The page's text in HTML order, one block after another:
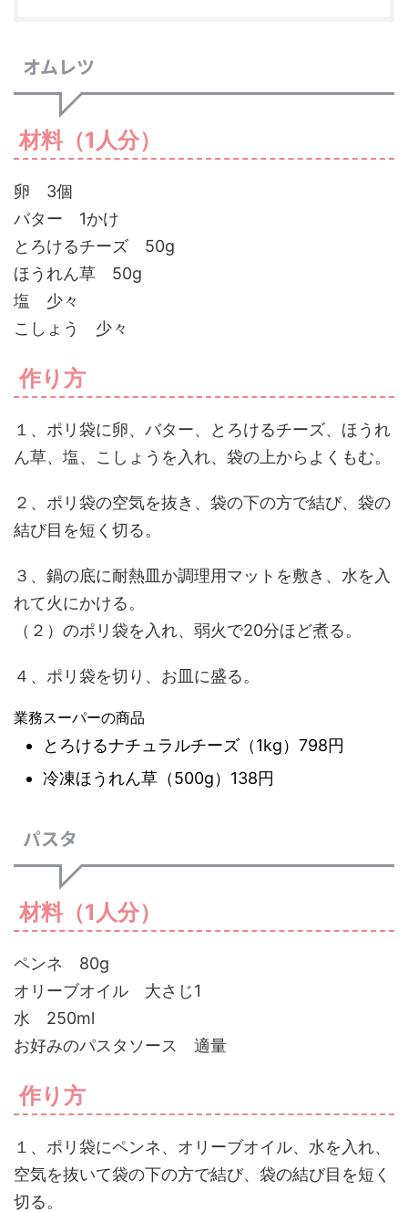
オムレツ
材料（1人分）
卵 3個
バター 1かけ
とろけるチーズ 50g
ほうれん草 50g
塩 少々
こしょう 少々
作り方
１、ポリ袋に卵、バター、とろけるチーズ、ほうれ
ん草、塩、こしょうを入れ、袋の上からよくもむ。
２、ポリ袋の空気を抜き、袋の下の方で結び、袋の
結び目を短く切る。
３、鍋の底に耐熱皿か調理用マットを敷き、水を入
れて火にかける。
（２）のポリ袋を入れ、弱火で20分ほど煮る。
４、ポリ袋を切り、お皿に盛る。
業務スーパーの商品
とろけるナチュラルチーズ（1kg）798円
冷凍ほうれん草（500g）138円
パスタ
材料（1人分）
ペンネ 80g
オリーブオイル 大さじ1
水 250ml
お好みのパスタソース 適量
作り方
１、ポリ袋にペンネ、オリーブオイル、水を入れ、
空気を抜いて袋の下の方で結び、袋の結び目を短く
切る。